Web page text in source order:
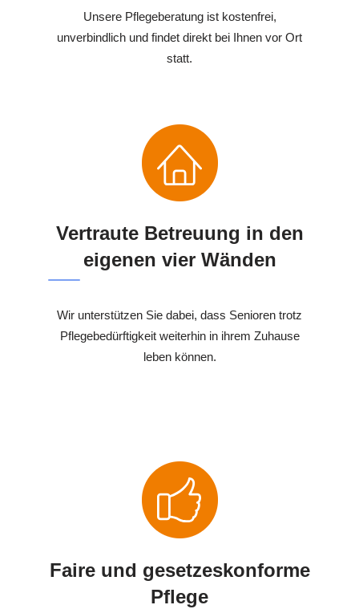
Unsere Pflegeberatung ist kostenfrei,
unverbindlich und findet direkt bei Ihnen vor Ort
statt.
Vertraute Betreuung in den
eigenen vier Wänden
Wir unterstützen Sie dabei, dass Senioren trotz
Pflegebedürftigkeit weiterhin in ihrem Zuhause
leben können.
Faire und gesetzeskonforme
Pflege